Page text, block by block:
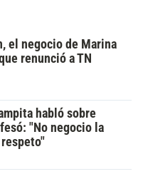
el negocio de Marina
renunció a TN
habló sobre
"No negocio la